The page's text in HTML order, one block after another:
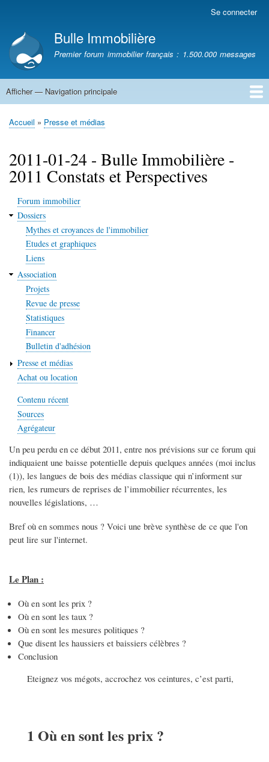
contenu
principal
compte
de
l'utilisateur
Se connecter
Bulle Immobilière
Premier forum immobilier français : 1.500.000 messages
Navigation
Afficher — Navigation principale
Accueil
Fil
Accueil Presse et médias
2011-01-24 - Bulle Immobilière -
2011 Constats et Perspectives
Forum immobilier
Dossiers
Mythes et croyances de l'immobilier
Etudes et graphiques
Liens
Association
Projets
Revue de presse
Statistiques
Financer
Bulletin d'adhésion
Presse et médias
Achat ou location
Contenu récent
Sources
Agrégateur
Un peu perdu en ce début 2011, entre nos prévisions sur ce forum qui
indiquaient une baisse potentielle depuis quelques années (moi inclus
(1)), les langues de bois des médias classique qui n’informent sur
rien, les rumeurs de reprises de l’immobilier récurrentes, les
nouvelles législations, …
Bref où en sommes nous ? Voici une brève synthèse de ce que l'on
peut lire sur l'internet.
Le Plan :
Où en sont les prix ?
Où en sont les taux ?
Où en sont les mesures politiques ?
Que disent les haussiers et baissiers célèbres ?
Conclusion
Eteignez vos mégots, accrochez vos ceintures, c’est parti,
1 Où en sont les prix ?